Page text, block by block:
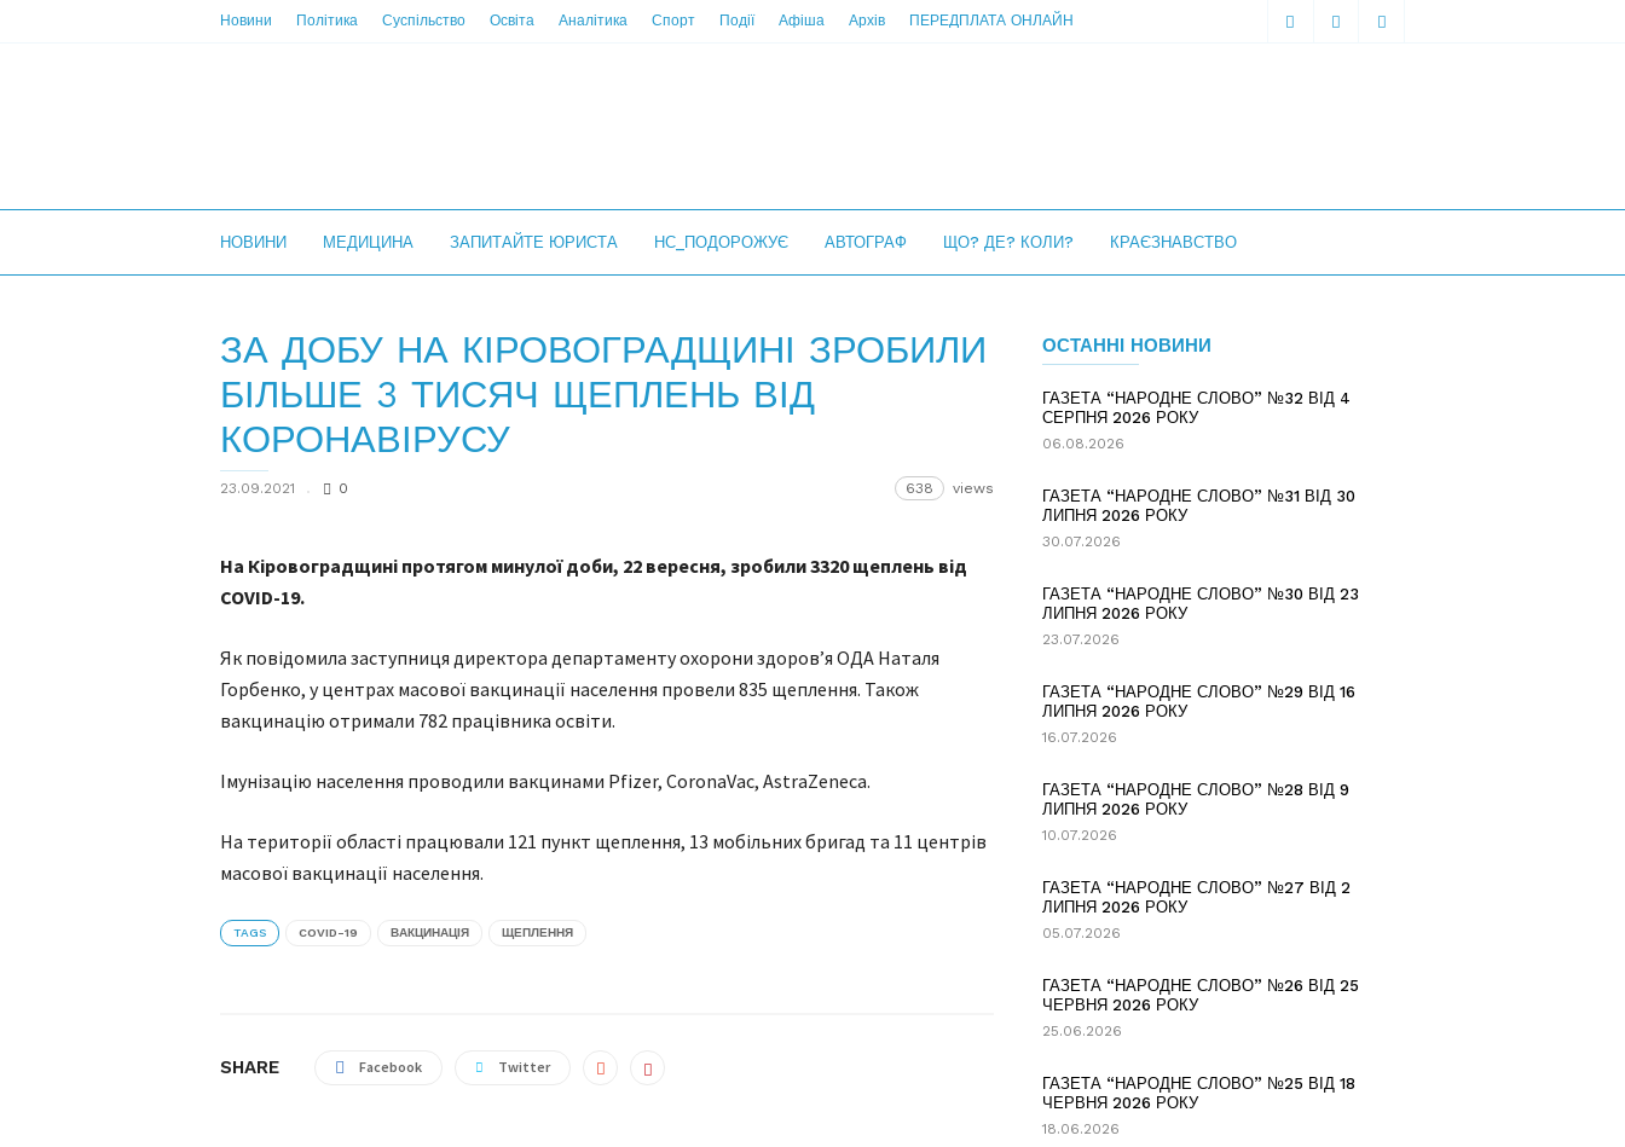
Новини Політика Суспільство Освіта Аналітика Спорт Події Афіша Архів ПЕРЕДПЛАТА ОНЛАЙН
НОВИНИ МЕДИЦИНА ЗАПИТАЙТЕ ЮРИСТА НС_ПОДОРОЖУЄ АВТОГРАФ ЩО? ДЕ? КОЛИ? КРАЄЗНАВСТВО
ЗА ДОБУ НА КІРОВОГРАДЩИНІ ЗРОБИЛИ
БІЛЬШЕ 3 ТИСЯЧ ЩЕПЛЕНЬ ВІД
КОРОНАВІРУСУ
23.09.2021 0 638 views
На Кіровоградщині протягом минулої доби, 22 вересня, зробили 3320 щеплень від
COVID-19.
Як повідомила заступниця директора департаменту охорони здоров’я ОДА Наталя
Горбенко, у центрах масової вакцинації населення провели 835 щеплення. Також
вакцинацію отримали 782 працівника освіти.
Імунізацію населення проводили вакцинами Pfizer, CoronaVac, AstraZeneca.
На території області працювали 121 пункт щеплення, 13 мобільних бригад та 11 центрів
масової вакцинації населення.
TAGS COVID-19 ВАКЦИНАЦІЯ ЩЕПЛЕННЯ
SHARE Facebook Twitter
ОСТАННІ НОВИНИ
ГАЗЕТА “НАРОДНЕ СЛОВО” №32 ВІД 4
СЕРПНЯ 2026 РОКУ
06.08.2026
ГАЗЕТА “НАРОДНЕ СЛОВО” №31 ВІД 30
ЛИПНЯ 2026 РОКУ
30.07.2026
ГАЗЕТА “НАРОДНЕ СЛОВО” №30 ВІД 23
ЛИПНЯ 2026 РОКУ
23.07.2026
ГАЗЕТА “НАРОДНЕ СЛОВО” №29 ВІД 16
ЛИПНЯ 2026 РОКУ
16.07.2026
ГАЗЕТА “НАРОДНЕ СЛОВО” №28 ВІД 9
ЛИПНЯ 2026 РОКУ
10.07.2026
ГАЗЕТА “НАРОДНЕ СЛОВО” №27 ВІД 2
ЛИПНЯ 2026 РОКУ
05.07.2026
ГАЗЕТА “НАРОДНЕ СЛОВО” №26 ВІД 25
ЧЕРВНЯ 2026 РОКУ
25.06.2026
ГАЗЕТА “НАРОДНЕ СЛОВО” №25 ВІД 18
ЧЕРВНЯ 2026 РОКУ
18.06.2026